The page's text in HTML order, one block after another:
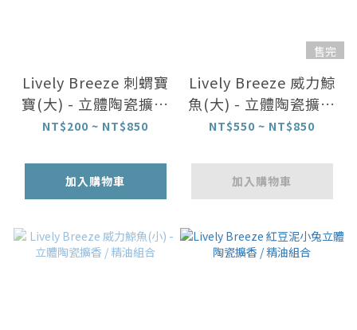
Lively Breeze 刺蝟寶
寶(大) - 立體陶瓷擴香
/ 精油組合
NT$200 ~ NT$850
加入購物車
售完
Lively Breeze 威力鯨
魚(大) - 立體陶瓷擴香
/ 精油組合
NT$550 ~ NT$850
加入購物車